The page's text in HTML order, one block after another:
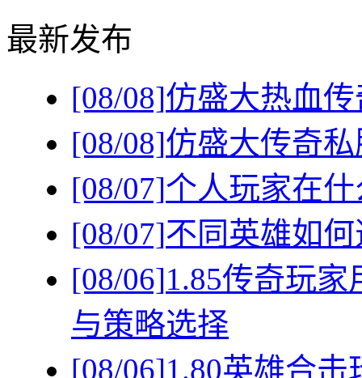
最新发布
[08/08]仿盛大热血
[08/08]仿盛大传奇
[08/07]个人玩家在
[08/07]不同英雄如
[08/06]1.85传奇玩
与策略选择
[08/06]1.80英雄合